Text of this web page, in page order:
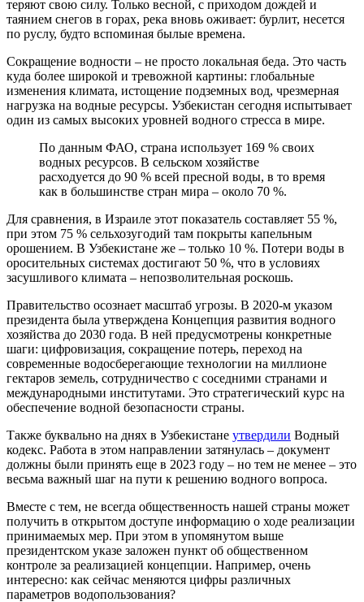
теряют свою силу. Только весной, с приходом дождей и
таянием снегов в горах, река вновь оживает: бурлит, несется
по руслу, будто вспоминая былые времена.
Сокращение водности – не просто локальная беда. Это часть
куда более широкой и тревожной картины: глобальные
изменения климата, истощение подземных вод, чрезмерная
нагрузка на водные ресурсы. Узбекистан сегодня испытывает
один из самых высоких уровней водного стресса в мире.
По данным ФАО, страна использует 169 % своих
водных ресурсов. В сельском хозяйстве
расходуется до 90 % всей пресной воды, в то время
как в большинстве стран мира – около 70 %.
Для сравнения, в Израиле этот показатель составляет 55 %,
при этом 75 % сельхозугодий там покрыты капельным
орошением. В Узбекистане же – только 10 %. Потери воды в
оросительных системах достигают 50 %, что в условиях
засушливого климата – непозволительная роскошь.
Правительство осознает масштаб угрозы. В 2020-м указом
президента была утверждена Концепция развития водного
хозяйства до 2030 года. В ней предусмотрены конкретные
шаги: цифровизация, сокращение потерь, переход на
современные водосберегающие технологии на миллионе
гектаров земель, сотрудничество с соседними странами и
международными институтами. Это стратегический курс на
обеспечение водной безопасности страны.
Также буквально на днях в Узбекистане утвердили Водный
кодекс. Работа в этом направлении затянулась – документ
должны были принять еще в 2023 году – но тем не менее – это
весьма важный шаг на пути к решению водного вопроса.
Вместе с тем, не всегда общественность нашей страны может
получить в открытом доступе информацию о ходе реализации
принимаемых мер. При этом в упомянутом выше
президентском указе заложен пункт об общественном
контроле за реализацией концепции. Например, очень
интересно: как сейчас меняются цифры различных
параметров водопользования?